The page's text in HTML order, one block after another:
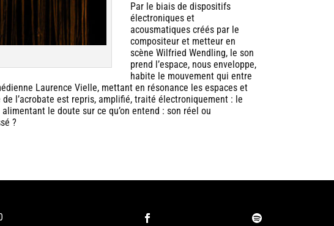
Par le biais de dispositifs
électroniques et
acousmatiques créés par le
compositeur et metteur en
scène Wilfried Wendling, le son
prend l’espace, nous enveloppe,
habite le mouvement qui entre
Laurence Vielle, mettant en résonance les espaces et
l’acrobate est repris, amplifié, traité électroniquement : le
le doute sur ce qu’on entend : son réel ou
?